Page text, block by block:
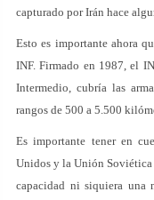
capturado por Irán hace
Esto es importante ahora
INF. Firmado en 1987, el
Intermedio, cubría las
rangos de 500 a 5.500
Es importante tener en
Unidos y la Unión
capacidad ni siquiera una